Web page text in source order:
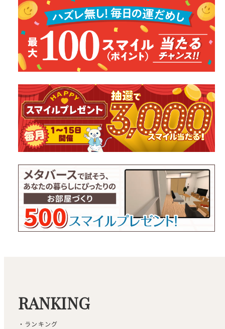
RANKING
・ランキング